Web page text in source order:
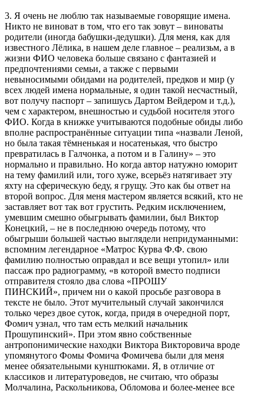
3. Я очень не люблю так называемые говорящие имена.
Никто не виноват в том, что его так зовут – виноваты
родители (иногда бабушки-дедушки). Для меня, как для
известного Лёлика, в нашем деле главное – реализьм, а в
жизни ФИО человека больше связано с фантазией и
предпочтениями семьи, а также с первыми
невыносимыми обидами на родителей, предков и мир (у
всех людей имена нормальные, я один такой несчастный,
вот получу паспорт – запишусь Дартом Вейдером и т.д.),
чем с характером, внешностью и судьбой носителя этого
ФИО. Когда в книжке учитываются подобные обиды либо
вполне распространённые ситуации типа «назвали Леной,
но была такая тёмненькая и носатенькая, что быстро
превратилась в Галчонка, а потом и в Галину» – это
нормально и правильно. Но когда автор натужно юморит
на тему фамилий или, того хуже, всерьёз натягивает эту
яхту на сферическую беду, я грущу. Это как бы ответ на
второй вопрос. Для меня мастером является всякий, кто не
заставляет вот так вот грустить. Редким исключением,
умевшим смешно обыгрывать фамилии, был Виктор
Конецкий, – не в последнюю очередь потому, что
обыгрыши большей частью выглядели непридуманными:
вспомним легендарное «Матрос Курва Ф.Ф. свою
фамилию полностью оправдал и все вещи утопил» или
пассаж про радиограмму, «в которой вместо подписи
отправителя стояло два слова «ПРОШУ
ПИНСКИЙ», причем ни о какой просьбе разговора в
тексте не было. Этот мучительный случай закончился
только через двое суток, когда, придя в очередной порт,
Фомич узнал, что там есть мелкий начальник
Прошупинский». При этом явно собственные
антропонимические находки Виктора Викторовича вроде
упомянутого Фомы Фомича Фомичева были для меня
менее обязательными кунштюками. Я, в отличие от
классиков и литературоведов, не считаю, что образы
Молчалина, Раскольникова, Обломова и более-менее все